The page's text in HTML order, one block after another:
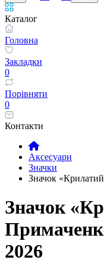
Каталог
Головна
Закладки
0
Порівняти
0
Контакти
Аксесуари
Значки
Значок
Значок
2026